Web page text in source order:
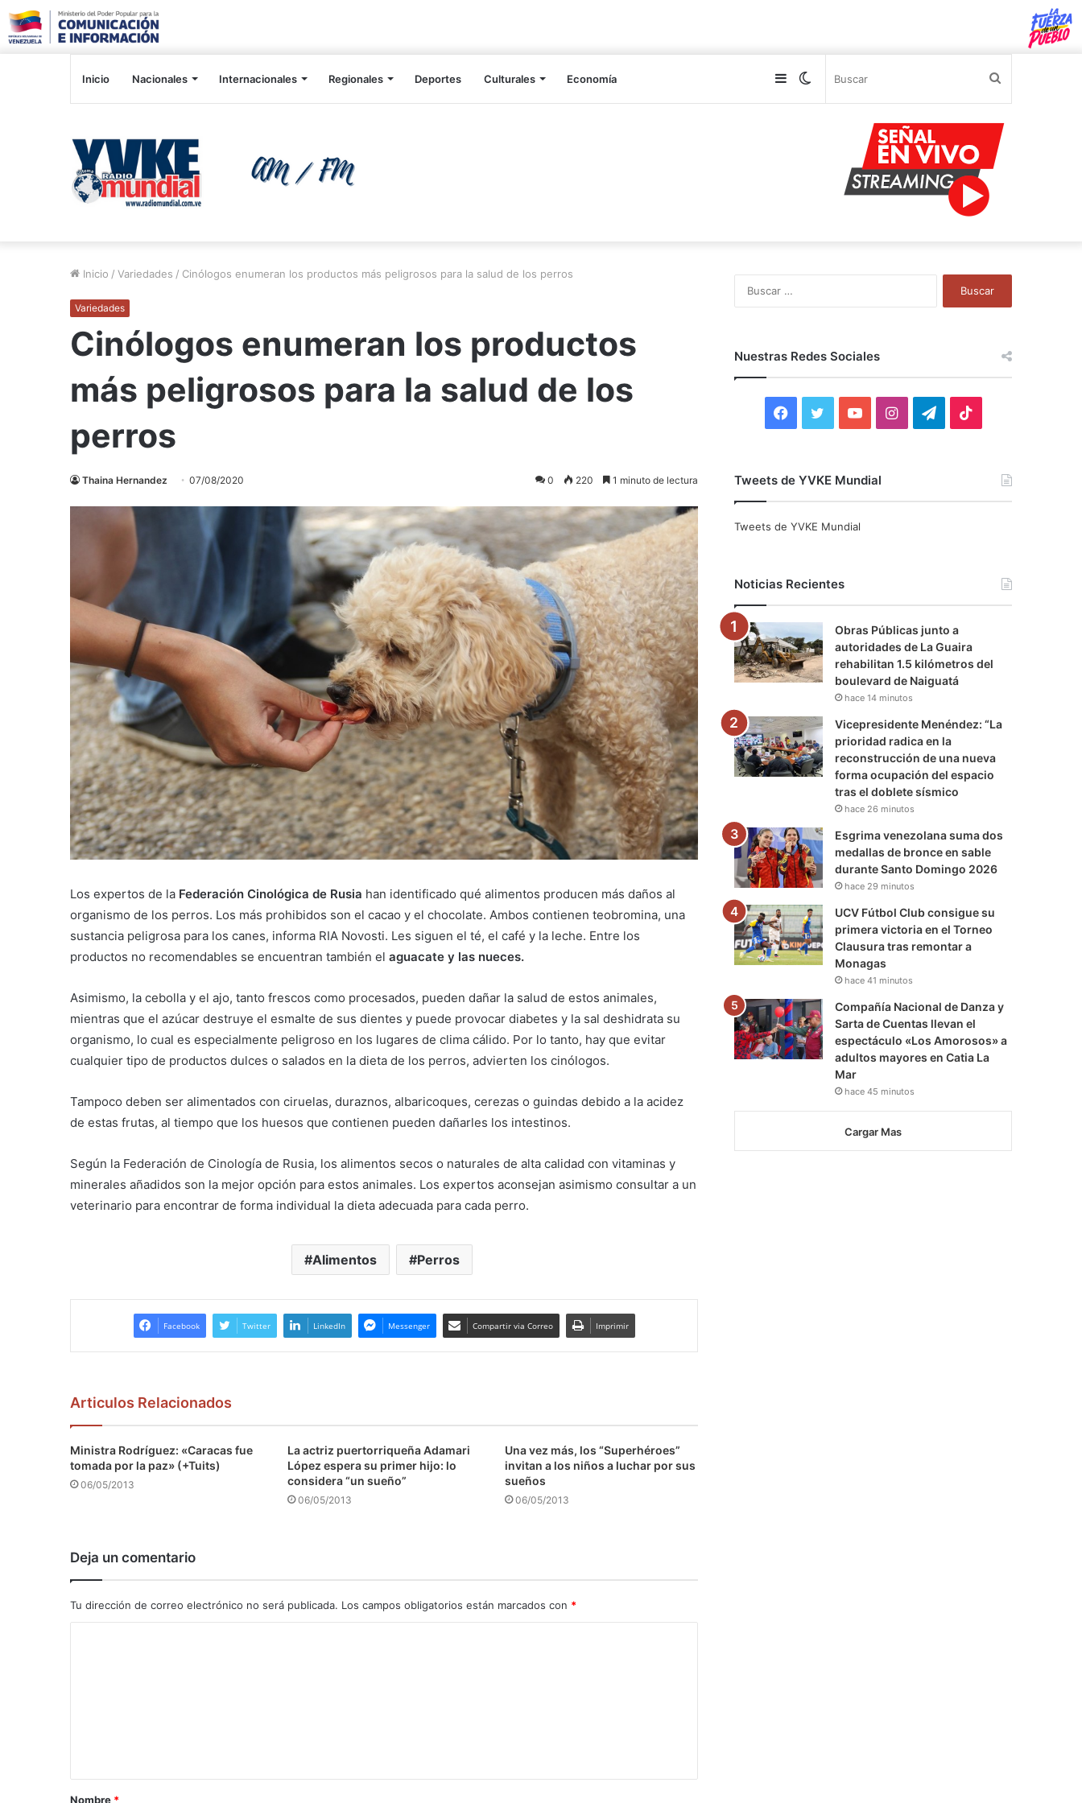
Inicio Nacionales Internacionales Regionales Deportes Culturales Economía Switch
Sidebar
Inicio / Variedades / Cinólogos enumeran los productos más peligrosos para la salud de los perros
Variedades
Cinólogos enumeran los productos
más peligrosos para la salud de los
perros
Thaina Hernandez 07/08/2020 0 220 1 minuto de lectura
Los expertos de la Federación Cinológica de Rusia han identificado qué alimentos producen más daños al
organismo de los perros. Los más prohibidos son el cacao y el chocolate. Ambos contienen teobromina, una
sustancia peligrosa para los canes, informa RIA Novosti. Les siguen el té, el café y la leche. Entre los
productos no recomendables se encuentran también el aguacate y las nueces.
Asimismo, la cebolla y el ajo, tanto frescos como procesados, pueden dañar la salud de estos animales,
mientras que el azúcar destruye el esmalte de sus dientes y puede provocar diabetes y la sal deshidrata su
organismo, lo cual es especialmente peligroso en los lugares de clima cálido. Por lo tanto, hay que evitar
cualquier tipo de productos dulces o salados en la dieta de los perros, advierten los cinólogos.
Tampoco deben ser alimentados con ciruelas, duraznos, albaricoques, cerezas o guindas debido a la acidez
de estas frutas, al tiempo que los huesos que contienen pueden dañarles los intestinos.
Según la Federación de Cinología de Rusia, los alimentos secos o naturales de alta calidad con vitaminas y
minerales añadidos son la mejor opción para estos animales. Los expertos aconsejan asimismo consultar a un
veterinario para encontrar de forma individual la dieta adecuada para cada perro.
Alimentos Perros
Facebook Twitter LinkedIn Messenger Compartir via Correo Imprimir
Articulos Relacionados
Ministra Rodríguez: «Caracas fue
tomada por la paz» (+Tuits)
06/05/2013
La actriz puertorriqueña Adamari
López espera su primer hijo: lo
considera “un sueño”
06/05/2013
Una vez más, los “Superhéroes”
invitan a los niños a luchar por sus
sueños
06/05/2013
Deja un comentario
Tu dirección de correo electrónico no será publicada. Los campos obligatorios están marcados con *
a
Nombre *
Nuestras Redes Sociales
F
c
o
k
i
r
Y
u
e
I
r
a
m
T
a
m
Tweets de YVKE Mundial
Tweets de YVKE Mundial
Noticias Recientes
Obras Públicas junto a
autoridades de La Guaira
rehabilitan 1.5 kilómetros del
boulevard de Naiguatá
hace 14 minutos
Vicepresidente Menéndez: “La
prioridad radica en la
reconstrucción de una nueva
forma ocupación del espacio
tras el doblete sísmico
hace 26 minutos
Esgrima venezolana suma dos
medallas de bronce en sable
durante Santo Domingo 2026
hace 29 minutos
UCV Fútbol Club consigue su
primera victoria en el Torneo
Clausura tras remontar a
Monagas
hace 41 minutos
Compañía Nacional de Danza y
Sarta de Cuentas llevan el
espectáculo «Los Amorosos» a
adultos mayores en Catia La
Mar
hace 45 minutos
Cargar Mas